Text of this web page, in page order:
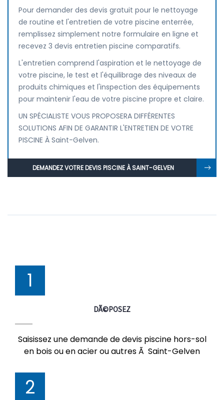
Pour demander des devis gratuit pour le nettoyage
de routine et l'entretien de votre piscine enterrée,
remplissez simplement notre formulaire en ligne et
recevez 3 devis entretien piscine comparatifs.
L'entretien comprend l'aspiration et le nettoyage de
votre piscine, le test et l'équilibrage des niveaux de
produits chimiques et l'inspection des équipements
pour maintenir l'eau de votre piscine propre et claire.
UN SPÉCIALISTE VOUS PROPOSERA DIFFÉRENTES
SOLUTIONS AFIN DE GARANTIR L'ENTRETIEN DE VOTRE
PISCINE À Saint-Gelven.
DEMANDEZ VOTRE DEVIS PISCINE À SAINT-GELVEN
1
DÃ©POSEZ
Saisissez une demande de devis piscine hors-sol
en bois ou en acier ou autres Ã Saint-Gelven
2